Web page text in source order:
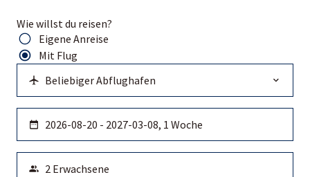
Wie willst du reisen?
Eigene Anreise
Mit Flug